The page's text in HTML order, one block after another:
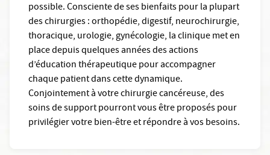
possible. Consciente de ses bienfaits pour la plupart
des chirurgies : orthopédie, digestif, neurochirurgie,
thoracique, urologie, gynécologie, la clinique met en
place depuis quelques années des actions
d’éducation thérapeutique pour accompagner
chaque patient dans cette dynamique.
Conjointement à votre chirurgie cancéreuse, des
soins de support pourront vous être proposés pour
privilégier votre bien-être et répondre à vos besoins.